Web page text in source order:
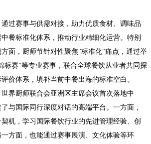
赛事与供需对接，助力优质食材、调味品
餐标准化体系，推动行业精细化运营。特别
面，厨师节针对性聚焦"标准化"痛点，通过举
标赛"等专业赛事，联合全球餐饮从业者共同探
价体系，填补当前中餐出海的标准空白。
厨师联合会亚洲区主席会议首次落地中
与国际同行深度对话的高端平台。一方面，
机，学习国际餐饮行业的先进管理经验、创
方面，也能通过赛事展演、文化体验等环